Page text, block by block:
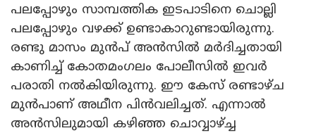
പലപ്പോഴും സാമ്പത്തിക ഇടപാടിനെ ചൊല്ലി
പലപ്പോഴും വഴക്ക് ഉണ്ടാകാറുണ്ടായിരുന്നു.
രണ്ടു മാസം മുൻപ് അൻസിൽ മർദിച്ചതായി
കാണിച്ച് കോതമംഗലം പോലീസിൽ ഇവർ
പരാതി നൽകിയിരുന്നു. ഈ കേസ് രണ്ടാഴ്ച
മുൻപാണ് അഥീന പിൻവലിച്ചത്. എന്നാൽ
അൻസിലുമായി കഴിഞ്ഞ ചൊവ്വാഴ്ച്ച